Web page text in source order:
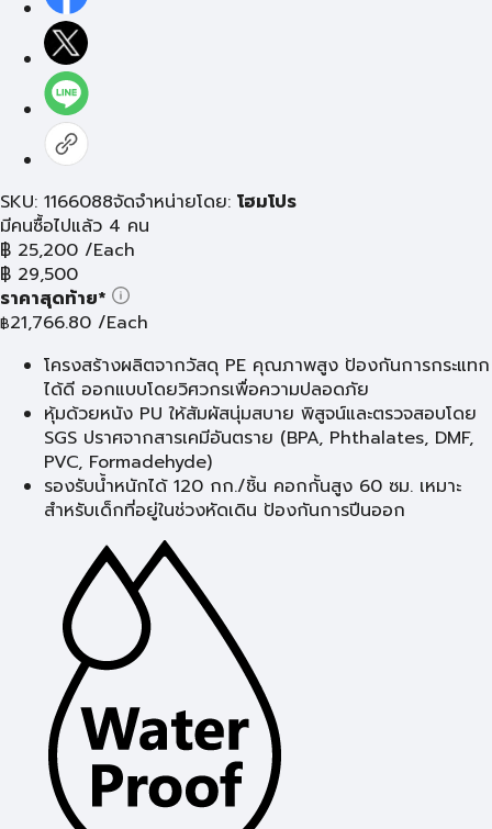
SKU: 1166088จัดจำหน่ายโดย: โฮมโปร
มีคนซื้อไปแล้ว 4 คน
฿ 25,200 /Each
฿ 29,500
ราคาสุดท้าย*
฿21,766.80 /Each
โครงสร้างผลิตจากวัสดุ PE คุณภาพสูง ป้องกันการกระแทก
ได้ดี ออกแบบโดยวิศวกรเพื่อความปลอดภัย
หุ้มด้วยหนัง PU ให้สัมผัสนุ่มสบาย พิสูจน์และตรวจสอบโดย
SGS ปราศจากสารเคมีอันตราย (BPA, Phthalates, DMF,
PVC, Formadehyde)
รองรับน้ำหนักได้ 120 กก./ชิ้น คอกกั้นสูง 60 ซม. เหมาะ
สำหรับเด็กที่อยู่ในช่วงหัดเดิน ป้องกันการปีนออก